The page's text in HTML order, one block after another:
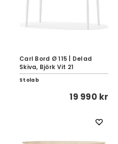
Carl Bord Ø 115 | Delad
Skiva, Björk Vit 21
Stolab
19 990 kr